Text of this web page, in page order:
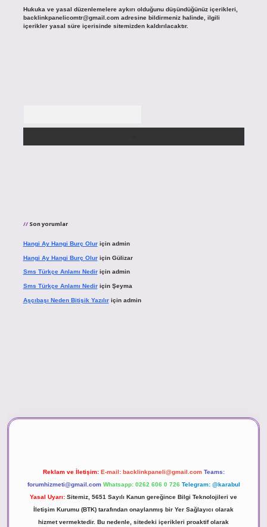
Hukuka ve yasal düzenlemelere aykırı olduğunu düşündüğünüz içerikleri,
backlinkpanelicomtr@gmail.comadresine bildirmeniz halinde, ilgili
içerikler yasal süre içerisinde sitemizden kaldırılacaktır.
Son yorumlar
Hangi Ay Hangi Burç Oluriçin admin
Hangi Ay Hangi Burç Oluriçin Gülizar
Sms Türkçe Anlamı Nediriçin admin
Sms Türkçe Anlamı Nediriçin Şeyma
Aşçıbaşı Neden Bitişik Yazılıriçin admin
Reklam ve İletişim: E-mail: backlinkpaneli@gmail.com Teams:
forumhizmeti@gmail.com Whatsapp: 0262 606 0 726 Telegram: @karabul
Yasal Uyarı: Sitemiz, 5651 Sayılı Kanun gereğince Bilgi Teknolojileri ve
İletişim Kurumu (BTK) tarafından onaylanmış bir Yer Sağlayıcı olarak
hizmet vermektedir. Bu nedenle, sitedeki içerikleri proaktif olarak